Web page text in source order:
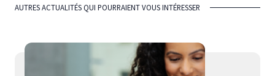
AUTRES ACTUALITÉS QUI POURRAIENT VOUS INTÉRESSER